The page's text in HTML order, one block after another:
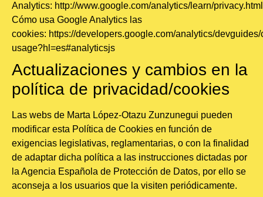
Analytics: http://www.google.com/analytics/learn/privacy.html
Cómo usa Google Analytics las
cookies: https://developers.google.com/analytics/
usage?hl=es#analyticsjs
Actualizaciones y cambios en la
política de privacidad/cookies
Las webs de Marta López-Otazu Zunzunegui pueden
modificar esta Política de Cookies en función de
exigencias legislativas, reglamentarias, o con la finalidad
de adaptar dicha política a las instrucciones dictadas por
la Agencia Española de Protección de Datos, por ello se
aconseja a los usuarios que la visiten periódicamente.